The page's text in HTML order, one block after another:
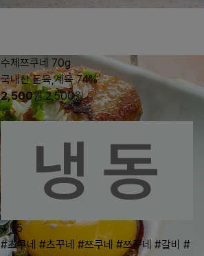
수제쯔쿠네 70g
국내산 돈육,계육 74%
2,500원 2,500원
15
#츠쿠네 #츠꾸네 #쯔쿠네 #쯔꾸네 #갈비 #